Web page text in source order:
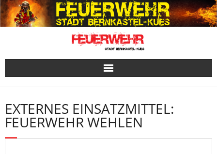
Skip
to
content
EXTERNES EINSATZMITTEL:
FEUERWEHR WEHLEN